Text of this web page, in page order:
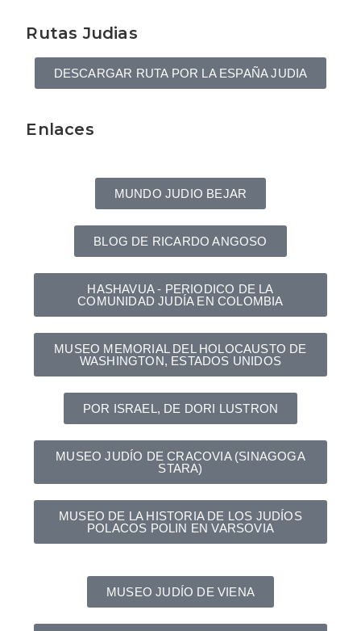
Rutas Judias
DESCARGAR RUTA POR LA ESPAÑA JUDIA
Enlaces
MUNDO JUDIO BEJAR
BLOG DE RICARDO ANGOSO
HASHAVUA - PERIODICO DE LA
COMUNIDAD JUDÍA EN COLOMBIA
MUSEO MEMORIAL DEL HOLOCAUSTO DE
WASHINGTON, ESTADOS UNIDOS
POR ISRAEL, DE DORI LUSTRON
MUSEO JUDÍO DE CRACOVIA (SINAGOGA
STARA)
MUSEO DE LA HISTORIA DE LOS JUDÍOS
POLACOS POLIN EN VARSOVIA
MUSEO JUDÍO DE VIENA